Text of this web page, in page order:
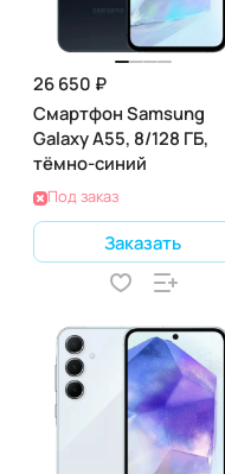
26 650 ₽
Смартфон Samsung
Galaxy A55, 8/128 ГБ,
тёмно-синий
Под заказ
Заказать